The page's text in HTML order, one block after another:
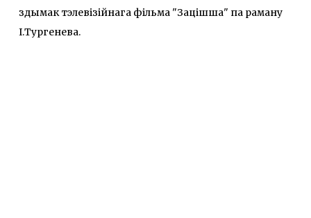
здымак тэлевізійнага фільма "Зацішша" па раману
І.Тургенева.